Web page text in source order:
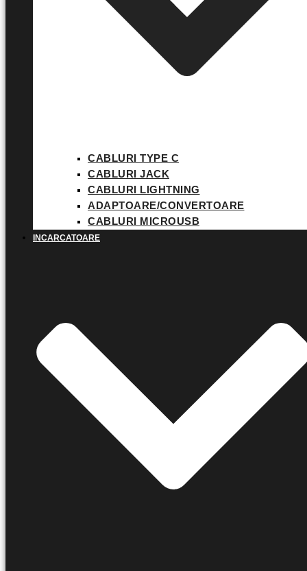
CABLURI TYPE C
CABLURI JACK
CABLURI LIGHTNING
ADAPTOARE/CONVERTOARE
CABLURI MICROUSB
INCARCATOARE